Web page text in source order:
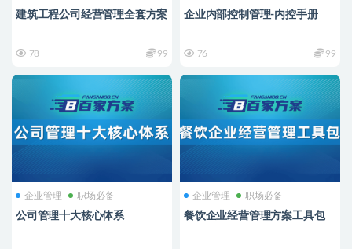
建筑工程公司经营管理全套方案
78 99
企业内部控制管理-内控手册
76 99
企业管理 职场必备
公司管理十大核心体系
企业管理 职场必备
餐饮企业经营管理方案工具包